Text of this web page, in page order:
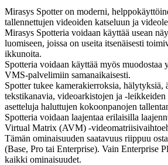
Mirasys Spotter on moderni,
tallennettujen videoiden katseluun ja
Mirasys Spotteria voidaan käyttää usean
luomiseen, joissa on useita itsenäisesti
ikkunoita.
Spotteria voidaan käyttää myös muodostaa
VMS-palvelimiin samanaikaisesti.
Spotter tukee kamerakierroksia, hälytyksiä,
tekstikanavia, videoarkistojen ja -leikkeiden
asetteluja haluttujen kokoonpanojen
Spotteria voidaan laajentaa erilaisilla
Virtual Matrix (AVM) -
Tämän ominaisuuden saatavuus riippuu
(Base, Pro tai Enterprise). Vain Enterprise
kaikki ominaisuudet.